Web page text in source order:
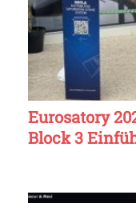
Eurosatory
Block 3